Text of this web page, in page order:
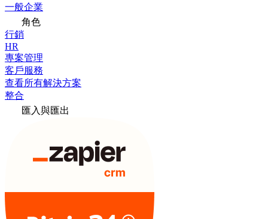
一般企業
角色
行銷
HR
專案管理
客戶服務
查看所有解決方案
整合
匯入與匯出